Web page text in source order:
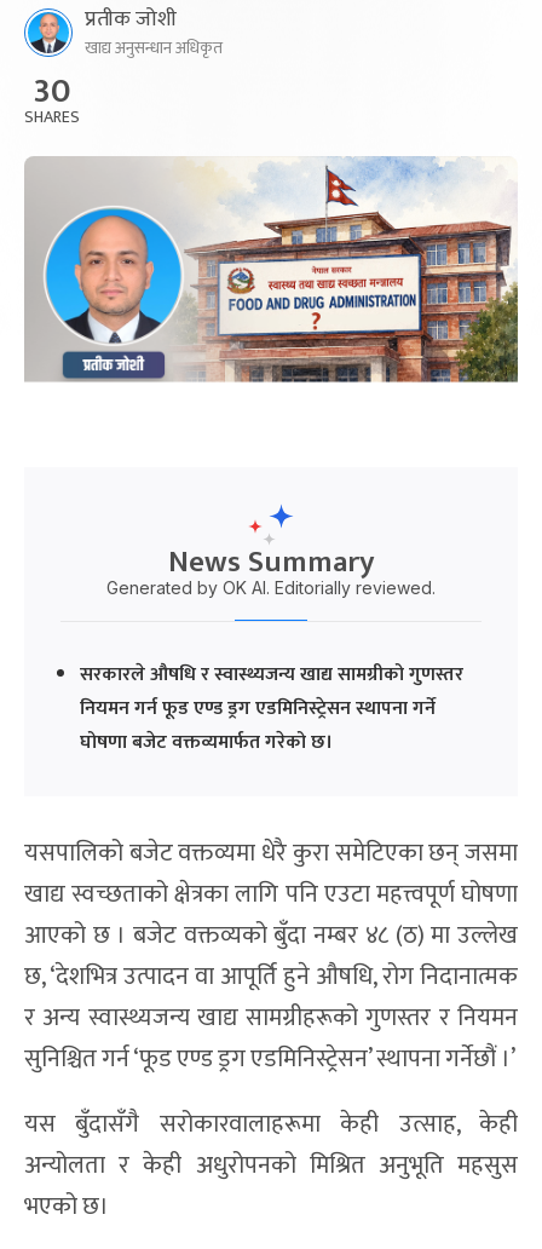
प्रतीक जोशी
खाद्य अनुसन्धान अधिकृत
30
SHARES
News Summary
Generated by OK AI. Editorially reviewed.
सरकारले औषधि र स्वास्थ्यजन्य खाद्य सामग्रीको गुणस्तर
नियमन गर्न फूड एण्ड ड्रग एडमिनिस्ट्रेसन स्थापना गर्ने
घोषणा बजेट वक्तव्यमार्फत गरेको छ।
यसपालिको बजेट वक्तव्यमा धेरै कुरा समेटिएका छन् जसमा
खाद्य स्वच्छताको क्षेत्रका लागि पनि एउटा महत्त्वपूर्ण घोषणा
आएको छ । बजेट वक्तव्यको बुँदा नम्बर ४८ (ठ) मा उल्लेख
छ, ‘देशभित्र उत्पादन वा आपूर्ति हुने औषधि, रोग निदानात्मक
र अन्य स्वास्थ्यजन्य खाद्य सामग्रीहरूको गुणस्तर र नियमन
सुनिश्चित गर्न ‘फूड एण्ड ड्रग एडमिनिस्ट्रेसन’ स्थापना गर्नेछौं ।’
यस बुँदासँगै सरोकारवालाहरूमा केही उत्साह, केही
अन्योलता र केही अधुरोपनको मिश्रित अनुभूति महसुस
भएको छ।